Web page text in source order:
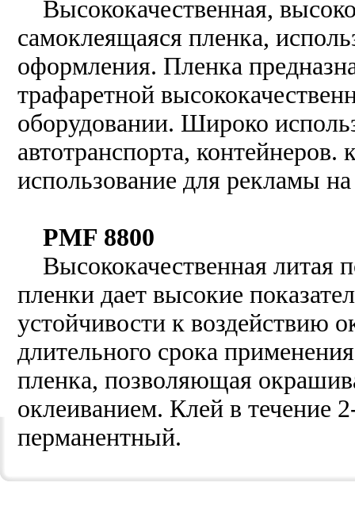
Высококачественная,
самоклеящаяся пленка,
оформления. Пленка
трафаретной
оборудовании. Широко
автотранспорта,
использование для рекламы
PMF 8800
Высококачественная литая
пленки дает высокие
устойчивости к воздействию
длительного срока
пленка, позволяющая
оклеиванием. Клей в течение
перманентный.